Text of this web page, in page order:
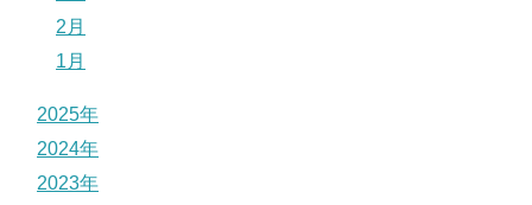
2月
1月
2025年
2024年
2023年